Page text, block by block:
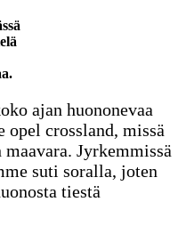
ajan huononevaa
crossland, missä
Jyrkemmissä
suti soralla, joten
tiestä